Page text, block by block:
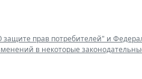
прав потребителей" и
в некоторые